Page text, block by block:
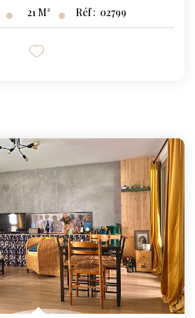
21 M² Réf : 02799